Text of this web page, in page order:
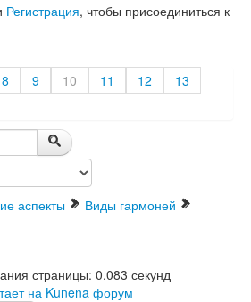
Регистрация, чтобы присоединиться к
8 9 10 11 12
13
аспекты
Виды гармоней
страницы: 0.083 секунд
на Kunena форум